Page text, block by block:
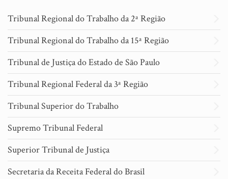
Tribunal Regional do Trabalho da 2ª Região
Tribunal Regional do Trabalho da 15ª Região
Tribunal de Justiça do Estado de São Paulo
Tribunal Regional Federal da 3ª Região
Tribunal Superior do Trabalho
Supremo Tribunal Federal
Superior Tribunal de Justiça
Secretaria da Receita Federal do Brasil